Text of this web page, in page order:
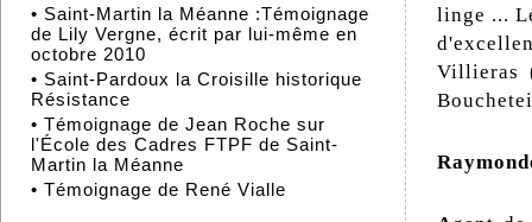
• Saint-Martin la Méanne :Témoignage
de Lily Vergne, écrit par lui-même en
octobre 2010
• Saint-Pardoux la Croisille historique
Résistance
• Témoignage de Jean Roche sur
l'École des Cadres FTPF de Saint-
Martin la Méanne
• Témoignage de René Vialle
linge ...
Villieras